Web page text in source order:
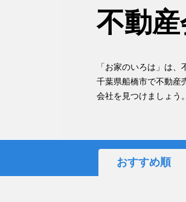
不動
「お家のいろは」は
千葉県船橋市で不動産
会社を見つけましょう。
おすすめ順